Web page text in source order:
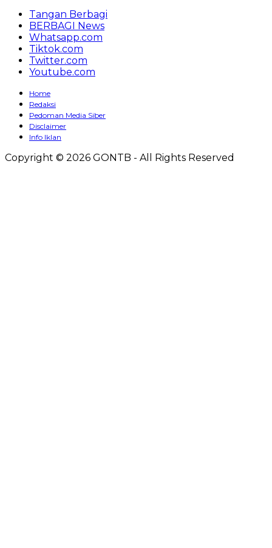
Tangan Berbagi
BERBAGI News
Whatsapp.com
Tiktok.com
Twitter.com
Youtube.com
Home
Redaksi
Pedoman Media Siber
Disclaimer
Info Iklan
Copyright © 2026 GONTB - All Rights Reserved